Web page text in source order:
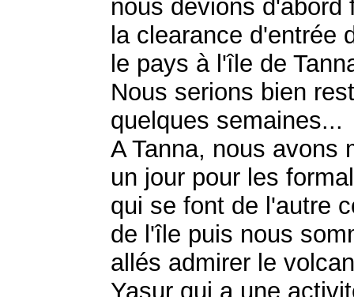
nous devions d'abord
la clearance d'entrée
le pays à l'île de
Nous serions bien
quelques semaines...
A Tanna, nous avons
un jour pour les
qui se font de l'autre
de l'île puis nous
allés admirer le volcan
Yasur qui a une